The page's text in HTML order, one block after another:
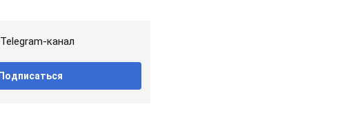
канал
Подписаться